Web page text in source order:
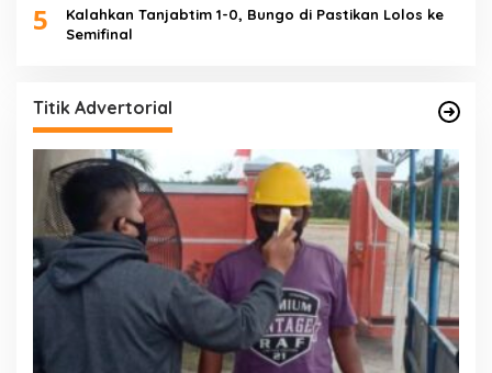
5
Kalahkan Tanjabtim 1-0, Bungo di Pastikan Lolos ke
Semifinal
Titik Advertorial